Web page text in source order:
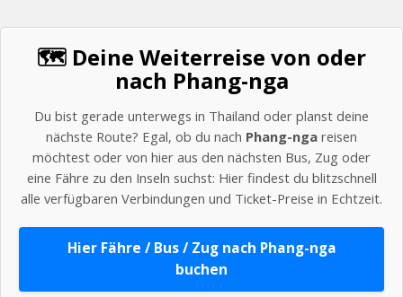
🗺️ Deine Weiterreise von oder
nach Phang-nga
Du bist gerade unterwegs in Thailand oder planst deine
nächste Route? Egal, ob du nach Phang-nga reisen
möchtest oder von hier aus den nächsten Bus, Zug oder
eine Fähre zu den Inseln suchst: Hier findest du blitzschnell
alle verfügbaren Verbindungen und Ticket-Preise in Echtzeit.
Hier Fähre / Bus / Zug nach Phang-nga
buchen